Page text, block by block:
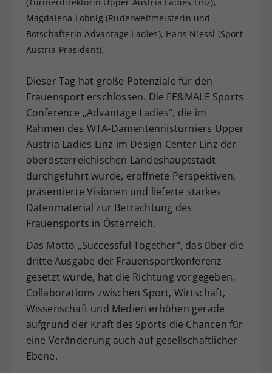
Magdalena Lobnig (Ruderweltmeisterin und
Botschafterin Advantage Ladies), Hans Niessl (Sport-
Austria-Präsident).
Dieser Tag hat große Potenziale für den
Frauensport erschlossen. Die FE&MALE Sports
Conference „Advantage Ladies“, die im
Rahmen des WTA-Damentennisturniers Upper
Austria Ladies Linz im Design Center Linz der
oberösterreichischen Landeshauptstadt
durchgeführt wurde, eröffnete Perspektiven,
präsentierte Visionen und lieferte starkes
Datenmaterial zur Betrachtung des
Frauensports in Österreich.
Das Motto „Successful Together“, das über die
dritte Ausgabe der Frauensportkonferenz
gesetzt wurde, hat die Richtung vorgegeben.
Collaborations zwischen Sport, Wirtschaft,
Wissenschaft und Medien erhöhen gerade
aufgrund der Kraft des Sports die Chancen für
eine Veränderung auch auf gesellschaftlicher
Ebene.
Zweck
Dieser Wert speichert Ihre Consent-
Einstellungen. Unter anderem eine
zufällig generierte ID, für die
historische Speicherung Ihrer
Webseiten-Betreiber dies eingestellt
hat.